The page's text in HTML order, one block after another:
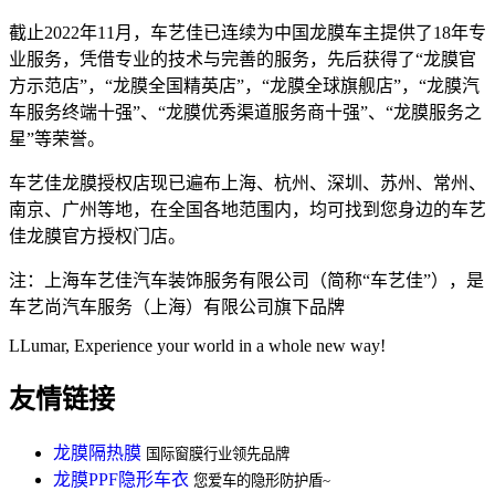
截止2022年11月，车艺佳已连续为中国龙膜车主提供了18年专
业服务，凭借专业的技术与完善的服务，先后获得了“龙膜官
方示范店”，“龙膜全国精英店”，“龙膜全球旗舰店”，“龙膜汽
车服务终端十强”、“龙膜优秀渠道服务商十强”、“龙膜服务之
星”等荣誉。
车艺佳龙膜授权店现已遍布上海、杭州、深圳、苏州、常州、
南京、广州等地，在全国各地范围内，均可找到您身边的车艺
佳龙膜官方授权门店。
注：上海车艺佳汽车装饰服务有限公司（简称“车艺佳”），是
车艺尚汽车服务（上海）有限公司旗下品牌
LLumar, Experience your world in a whole new way!
友情链接
龙膜隔热膜 国际窗膜行业领先品牌
龙膜PPF隐形车衣 您爱车的隐形防护盾~